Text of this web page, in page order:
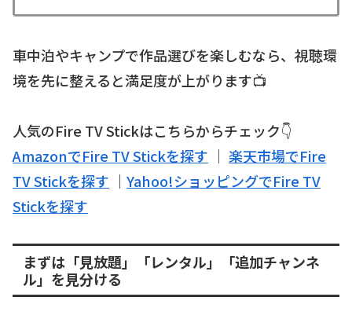
車中泊やキャンプで作品選びを楽しむなら、視聴環
境を先に整えると満足度が上がります📺
人気のFire TV Stickはこちらからチェック👇
AmazonでFire TV Stickを探す ｜ 楽天市場でFire
TV Stickを探す ｜ Yahoo!ショッピングでFire TV
Stickを探す
まずは「見放題」「レンタル」「追加チャンネ
ル」を見分ける